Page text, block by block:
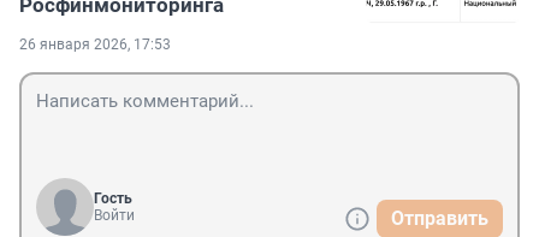
Росфинмониторинга
26 января 2026, 17:53
Гость
Войти
Отправить